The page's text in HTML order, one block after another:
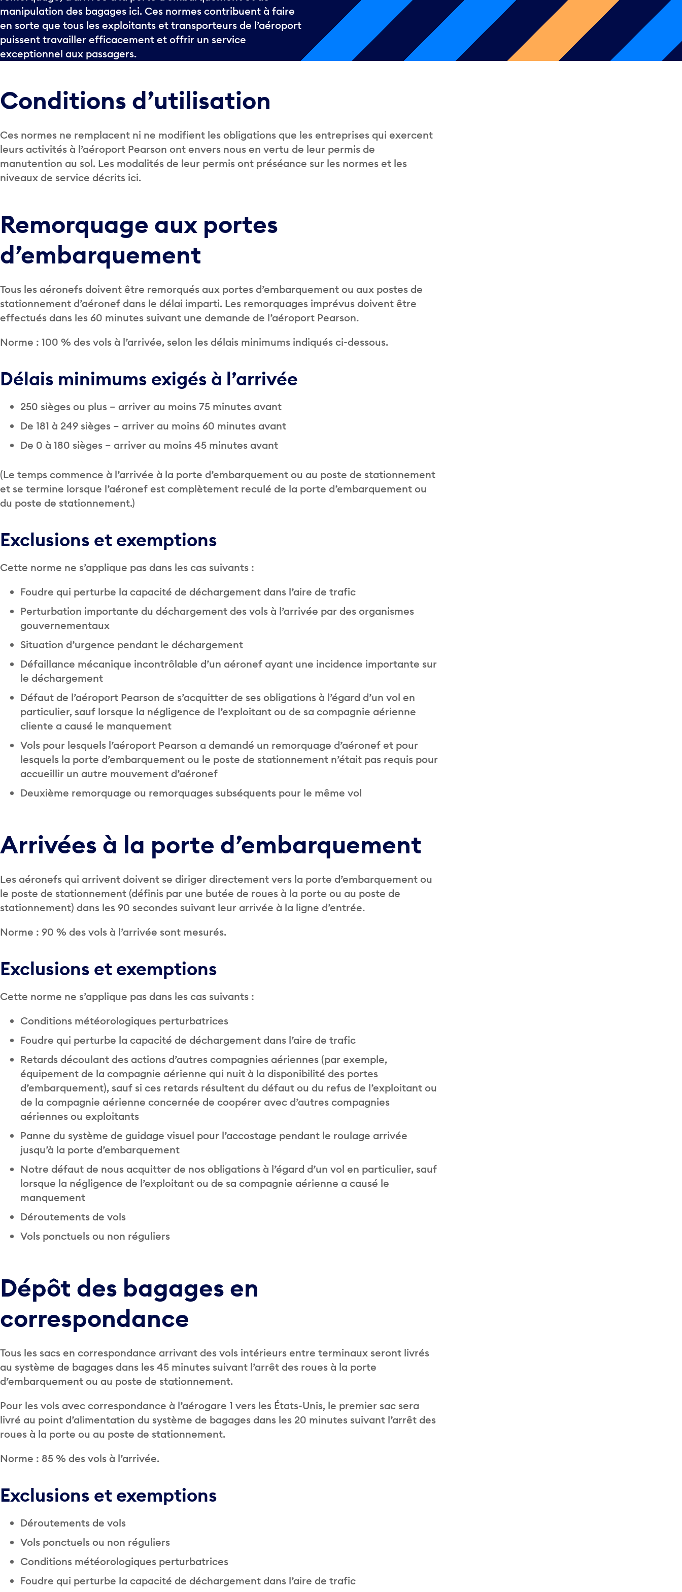
manipulation des bagages ici. Ces normes contribuent à faire
en sorte que tous les exploitants et transporteurs de l’aéroport
puissent travailler efficacement et offrir un service
exceptionnel aux passagers.
Conditions d’utilisation
Ces normes ne remplacent ni ne modifient les obligations que les entreprises qui exercent
leurs activités à l’aéroport Pearson ont envers nous en vertu de leur permis de
manutention au sol. Les modalités de leur permis ont préséance sur les normes et les
niveaux de service décrits ici.
Remorquage aux portes
d’embarquement
Tous les aéronefs doivent être remorqués aux portes d’embarquement ou aux postes de
stationnement d’aéronef dans le délai imparti. Les remorquages imprévus doivent être
effectués dans les 60 minutes suivant une demande de l’aéroport Pearson.
Norme : 100 % des vols à l’arrivée, selon les délais minimums indiqués ci-dessous.
Délais minimums exigés à l’arrivée
250 sièges ou plus – arriver au moins 75 minutes avant
De 181 à 249 sièges – arriver au moins 60 minutes avant
De 0 à 180 sièges – arriver au moins 45 minutes avant
(Le temps commence à l’arrivée à la porte d’embarquement ou au poste de stationnement
et se termine lorsque l’aéronef est complètement reculé de la porte d’embarquement ou
du poste de stationnement.)
Exclusions et exemptions
Cette norme ne s’applique pas dans les cas suivants :
Foudre qui perturbe la capacité de déchargement dans l’aire de trafic
Perturbation importante du déchargement des vols à l’arrivée par des organismes
gouvernementaux
Situation d’urgence pendant le déchargement
Défaillance mécanique incontrôlable d’un aéronef ayant une incidence importante sur
le déchargement
Défaut de l’aéroport Pearson de s’acquitter de ses obligations à l’égard d’un vol en
particulier, sauf lorsque la négligence de l’exploitant ou de sa compagnie aérienne
cliente a causé le manquement
Vols pour lesquels l’aéroport Pearson a demandé un remorquage d’aéronef et pour
lesquels la porte d’embarquement ou le poste de stationnement n’était pas requis pour
accueillir un autre mouvement d’aéronef
Deuxième remorquage ou remorquages subséquents pour le même vol
Arrivées à la porte d’embarquement
Les aéronefs qui arrivent doivent se diriger directement vers la porte d’embarquement ou
le poste de stationnement (définis par une butée de roues à la porte ou au poste de
stationnement) dans les 90 secondes suivant leur arrivée à la ligne d’entrée.
Norme : 90 % des vols à l’arrivée sont mesurés.
Exclusions et exemptions
Cette norme ne s’applique pas dans les cas suivants :
Conditions météorologiques perturbatrices
Foudre qui perturbe la capacité de déchargement dans l’aire de trafic
Retards découlant des actions d’autres compagnies aériennes (par exemple,
équipement de la compagnie aérienne qui nuit à la disponibilité des portes
d’embarquement), sauf si ces retards résultent du défaut ou du refus de l’exploitant ou
de la compagnie aérienne concernée de coopérer avec d’autres compagnies
aériennes ou exploitants
Panne du système de guidage visuel pour l’accostage pendant le roulage arrivée
jusqu’à la porte d’embarquement
Notre défaut de nous acquitter de nos obligations à l’égard d’un vol en particulier, sauf
lorsque la négligence de l’exploitant ou de sa compagnie aérienne a causé le
manquement
Déroutements de vols
Vols ponctuels ou non réguliers
Dépôt des bagages en
correspondance
Tous les sacs en correspondance arrivant des vols intérieurs entre terminaux seront livrés
au système de bagages dans les 45 minutes suivant l’arrêt des roues à la porte
d’embarquement ou au poste de stationnement.
Pour les vols avec correspondance à l’aérogare 1 vers les États-Unis, le premier sac sera
livré au point d’alimentation du système de bagages dans les 20 minutes suivant l’arrêt des
roues à la porte ou au poste de stationnement.
Norme : 85 % des vols à l’arrivée.
Exclusions et exemptions
Déroutements de vols
Vols ponctuels ou non réguliers
Conditions météorologiques perturbatrices
Foudre qui perturbe la capacité de déchargement dans l’aire de trafic